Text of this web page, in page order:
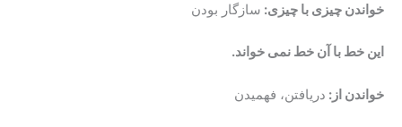
خواندن چیزی با چیزی: سازگار بودن
این خط با آن خط نمی خواند.
خواندن از: دریافتن، فهمیدن